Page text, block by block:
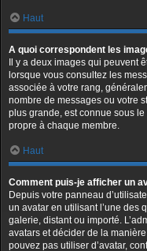
Haut
A quoi correspondent les
Il y a deux images qui peuvent
lorsque vous consultez les
associée à votre rang,
nombre de messages ou votre
plus grande, est connue sous
propre à chaque membre.
Haut
Comment puis-je afficher un
Depuis votre panneau
un avatar en utilisant l’une des
galerie, distant ou importé.
avatars et décider de la
pouvez pas utiliser d’avatar,